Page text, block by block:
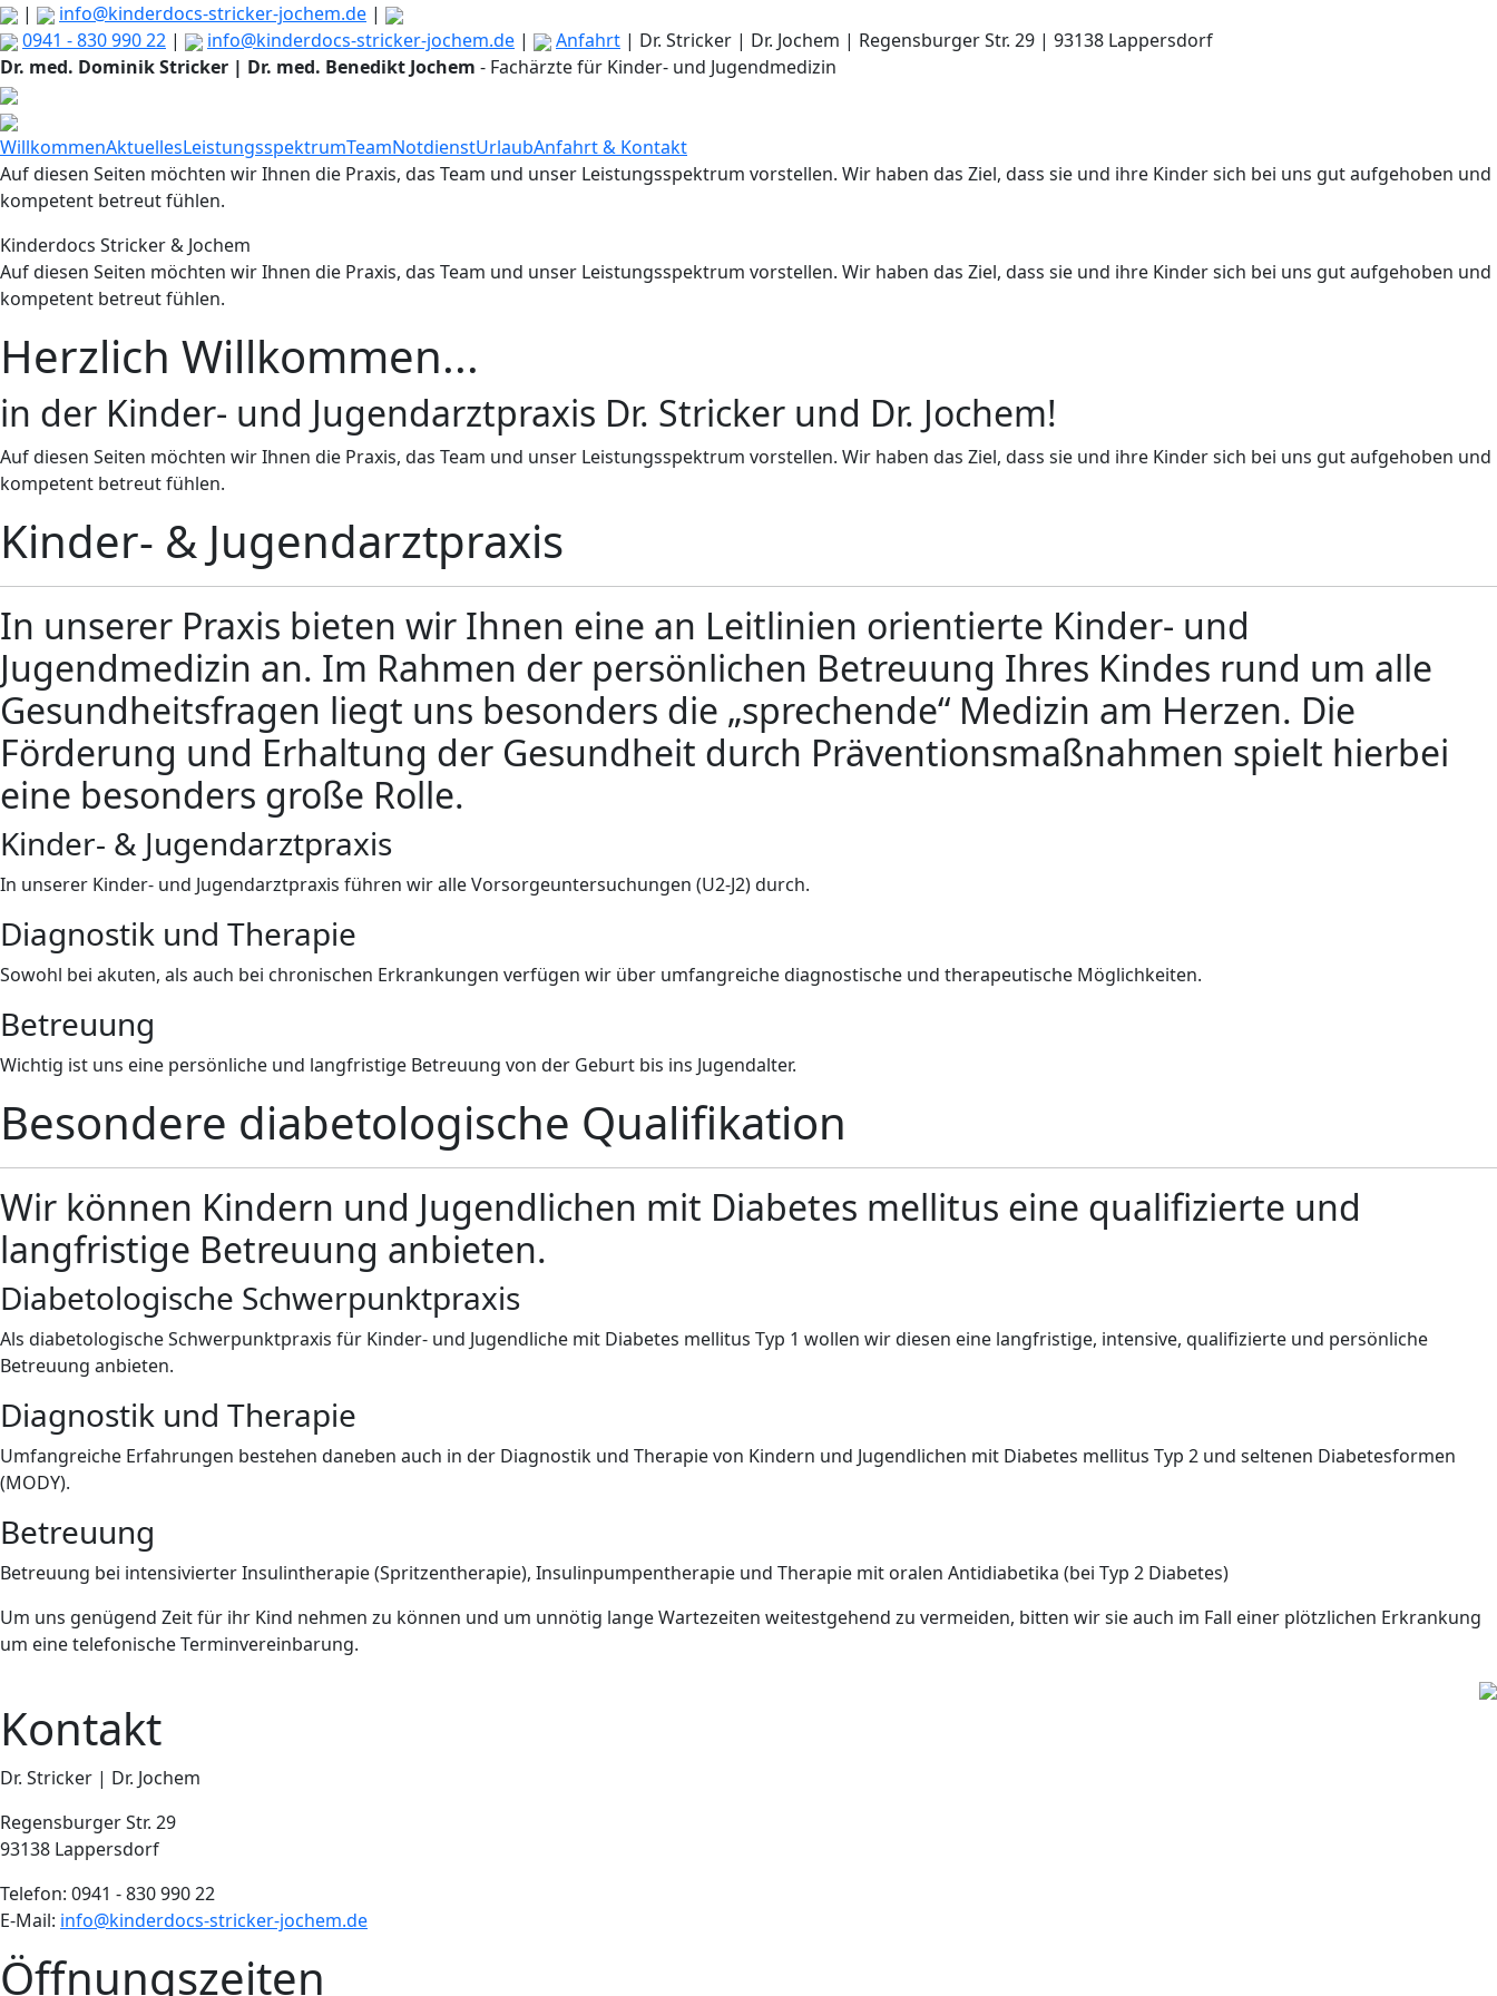
| info@kinderdocs-stricker-jochem.de |
0941 - 830 990 22 | info@kinderdocs-stricker-jochem.de | Anfahrt | Dr. Stricker | Dr. Jochem | Regensburger Str. 29 | 93138 Lappersdorf
Dr. med. Dominik Stricker | Dr. med. Benedikt Jochem - Fachärzte für Kinder- und Jugendmedizin
WillkommenAktuellesLeistungsspektrumTeamNotdienstUrlaubAnfahrt & Kontakt
Auf diesen Seiten möchten wir Ihnen die Praxis, das Team und unser Leistungsspektrum vorstellen. Wir haben das Ziel, dass sie und ihre Kinder sich bei uns gut aufgehoben und
kompetent betreut fühlen.
Kinderdocs Stricker & Jochem
Auf diesen Seiten möchten wir Ihnen die Praxis, das Team und unser Leistungsspektrum vorstellen. Wir haben das Ziel, dass sie und ihre Kinder sich bei uns gut aufgehoben und
kompetent betreut fühlen.
Herzlich Willkommen...
in der Kinder- und Jugendarztpraxis Dr. Stricker und Dr. Jochem!
Auf diesen Seiten möchten wir Ihnen die Praxis, das Team und unser Leistungsspektrum vorstellen. Wir haben das Ziel, dass sie und ihre Kinder sich bei uns gut aufgehoben und
kompetent betreut fühlen.
Kinder- & Jugendarztpraxis
In unserer Praxis bieten wir Ihnen eine an Leitlinien orientierte Kinder- und
Jugendmedizin an. Im Rahmen der persönlichen Betreuung Ihres Kindes rund um alle
Gesundheitsfragen liegt uns besonders die „sprechende“ Medizin am Herzen. Die
Förderung und Erhaltung der Gesundheit durch Präventionsmaßnahmen spielt hierbei
eine besonders große Rolle.
Kinder- & Jugendarztpraxis
In unserer Kinder- und Jugendarztpraxis führen wir alle Vorsorgeuntersuchungen (U2-J2) durch.
Diagnostik und Therapie
Sowohl bei akuten, als auch bei chronischen Erkrankungen verfügen wir über umfangreiche diagnostische und therapeutische Möglichkeiten.
Betreuung
Wichtig ist uns eine persönliche und langfristige Betreuung von der Geburt bis ins Jugendalter.
Besondere diabetologische Qualifikation
Wir können Kindern und Jugendlichen mit Diabetes mellitus eine qualifizierte und
langfristige Betreuung anbieten.
Diabetologische Schwerpunktpraxis
Als diabetologische Schwerpunktpraxis für Kinder- und Jugendliche mit Diabetes mellitus Typ 1 wollen wir diesen eine langfristige, intensive, qualifizierte und persönliche
Betreuung anbieten.
Diagnostik und Therapie
Umfangreiche Erfahrungen bestehen daneben auch in der Diagnostik und Therapie von Kindern und Jugendlichen mit Diabetes mellitus Typ 2 und seltenen Diabetesformen
(MODY).
Betreuung
Betreuung bei intensivierter Insulintherapie (Spritzentherapie), Insulinpumpentherapie und Therapie mit oralen Antidiabetika (bei Typ 2 Diabetes)
Um uns genügend Zeit für ihr Kind nehmen zu können und um unnötig lange Wartezeiten weitestgehend zu vermeiden, bitten wir sie auch im Fall einer plötzlichen Erkrankung
um eine telefonische Terminvereinbarung.
Kontakt
Dr. Stricker | Dr. Jochem
Regensburger Str. 29
93138 Lappersdorf
Telefon: 0941 - 830 990 22
E-Mail: info@kinderdocs-stricker-jochem.de
Öffnungszeiten